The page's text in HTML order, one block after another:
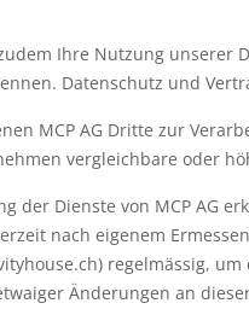
Ihre Nutzung
Datenschutz und
MCP AG Dritte zur
vergleichbare oder
der Dienste von MCP AG
nach eigenem
regelmässig,
Änderungen an